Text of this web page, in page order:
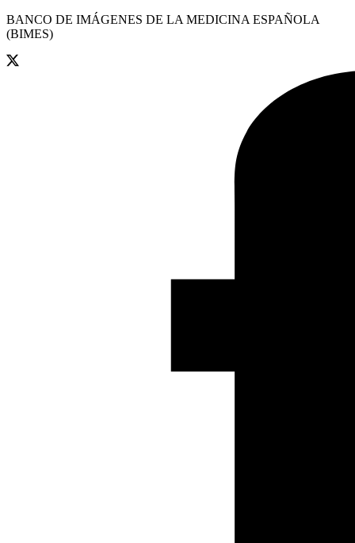
BANCO DE IMÁGENES DE LA MEDICINA ESPAÑOLA
(BIMES)